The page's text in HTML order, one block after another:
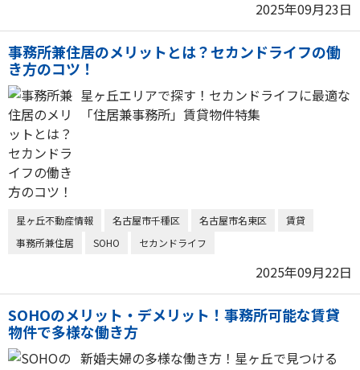
2025年09月23日
事務所兼住居のメリットとは？セカンドライフの働
き方のコツ！
星ヶ丘エリアで探す！セカンドライフに最適な
「住居兼事務所」賃貸物件特集
星ヶ丘不動産情報 名古屋市千種区 名古屋市名東区
賃貸
事務所兼住居
SOHO セカンドライフ
2025年09月22日
SOHOのメリット・デメリット！事務所可能な賃貸
物件で多様な働き方
新婚夫婦の多様な働き方！星ヶ丘で見つける